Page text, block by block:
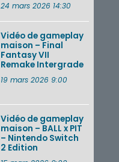
24 mars 2026 14:30
Vidéo de gameplay
maison – Final
Fantasy VII
Remake Intergrade
19 mars 2026 9:00
Vidéo de gameplay
maison – BALL x PIT
– Nintendo Switch
2 Edition